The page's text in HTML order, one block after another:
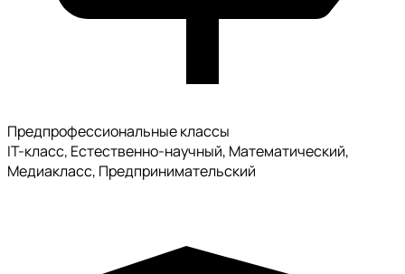
Предпрофессиональные классы
IT-класс, Естественно-научный, Математический,
Медиакласс, Предпринимательский